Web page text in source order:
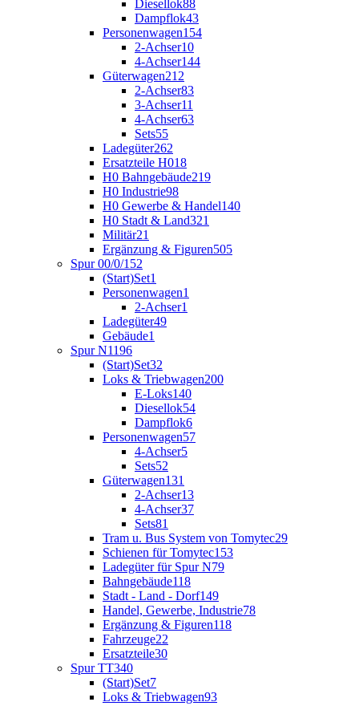
Diesellok88
Dampflok43
Personenwagen154
2-Achser10
4-Achser144
Güterwagen212
2-Achser83
3-Achser11
4-Achser63
Sets55
Ladegüter262
Ersatzteile H018
H0 Bahngebäude219
H0 Industrie98
H0 Gewerbe & Handel140
H0 Stadt & Land321
Militär21
Ergänzung & Figuren505
Spur 00/0/1 52
(Start)Set1
Personenwagen1
2-Achser1
Ladegüter49
Gebäude1
Spur N1196
(Start)Set32
Loks & Triebwagen200
E-Loks140
Diesellok54
Dampflok6
Personenwagen57
4-Achser5
Sets52
Güterwagen131
2-Achser13
4-Achser37
Sets81
Tram u. Bus System von Tomytec29
Schienen für Tomytec153
Ladegüter für Spur N79
Bahngebäude118
Stadt - Land - Dorf149
Handel, Gewerbe, Industrie78
Ergänzung & Figuren118
Fahrzeuge22
Ersatzteile30
Spur TT340
(Start)Set7
Loks & Triebwagen93